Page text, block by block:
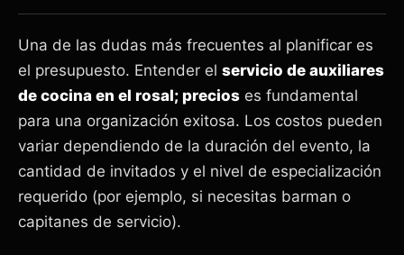
Una de las dudas más frecuentes al planificar es
el presupuesto. Entender el servicio de auxiliares
de cocina en el rosal; precios es fundamental
para una organización exitosa. Los costos pueden
variar dependiendo de la duración del evento, la
cantidad de invitados y el nivel de especialización
requerido (por ejemplo, si necesitas barman o
capitanes de servicio).